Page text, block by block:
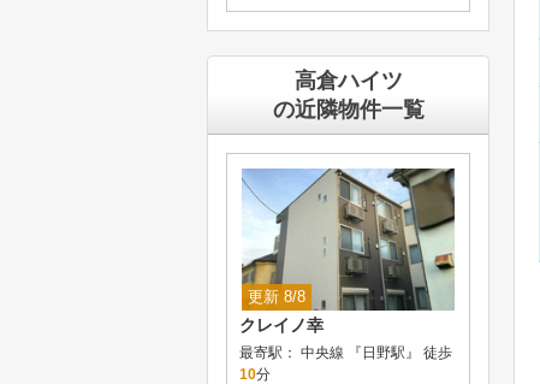
高倉ハイツ
の近隣物件一覧
更新 8/8
クレイノ幸
最寄駅： 中央線 『日野駅』 徒歩
10分